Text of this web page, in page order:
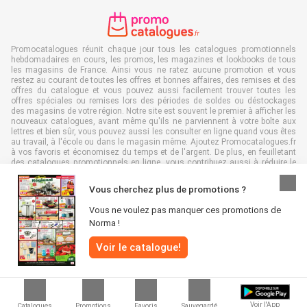
Voir l'App
Vous cherchez plus de promotions ?
Vous ne voulez pas manquer ces promotions de
Norma !
Voir le catalogue!
Promocatalogues réunit chaque jour tous les catalogues promotionnels
hebdomadaires en cours, les promos, les magazines et lookbooks de tous
les magasins de France. Ainsi vous ne ratez aucune promotion et vous
restez au courant de toutes les offres et bonnes affaires, des remises et des
offres du catalogue et vous pouvez aussi facilement trouver toutes les
offres spéciales ou remises lors des périodes de soldes ou déstockages
des magasins de votre région. Notre site est souvent le premier à afficher les
nouveaux catalogues, avant même qu'ils ne parviennent à votre boîte aux
lettres et bien sûr, vous pouvez aussi les consulter en ligne quand vous êtes
au travail, à l'école ou dans le magasin même. Ajoutez Promocatalogues.fr
à vos favoris et économisez du temps et de l'argent. De plus, en feuilletant
des catalogues promotionnels en ligne, vous contribuez aussi à réduire le
gaspillage de papier, ce qui est très avantageux pour l’environnement.
Tous droits réservés & copie : Promocatalogues.fr 2026 |
responsabilité|Conditions générales|Politique de confidentialité